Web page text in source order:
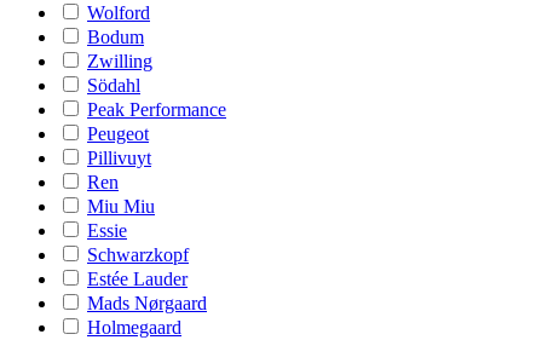
Wolford
Bodum
Zwilling
Södahl
Peak Performance
Peugeot
Pillivuyt
Ren
Miu Miu
Essie
Schwarzkopf
Estée Lauder
Mads Nørgaard
Holmegaard